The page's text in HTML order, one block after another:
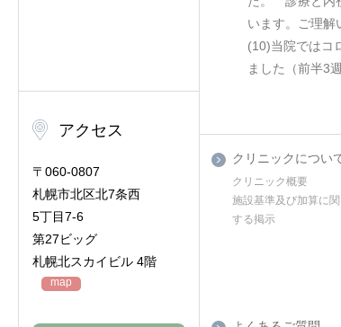
アクセス
〒060-0807
札幌市北区北7条西
5丁目7-6
第27ビッグ
札幌北スカイビル 4階
map
います。ご理解
(10)当院ではコ
ました（前半3
クリニックについ
クリニック概要
施設基準及び加算に関
する掲示